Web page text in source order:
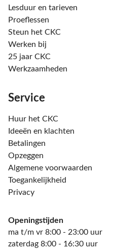
Lesduur en tarieven
Proeflessen
Steun het CKC
Werken bij
25 jaar CKC
Werkzaamheden
Service
Huur het CKC
Ideeën en klachten
Betalingen
Opzeggen
Algemene voorwaarden
Toegankelijkheid
Privacy
Openingstijden
ma t/m vr 8:00 - 23:00 uur
zaterdag 8:00 - 16:30 uur